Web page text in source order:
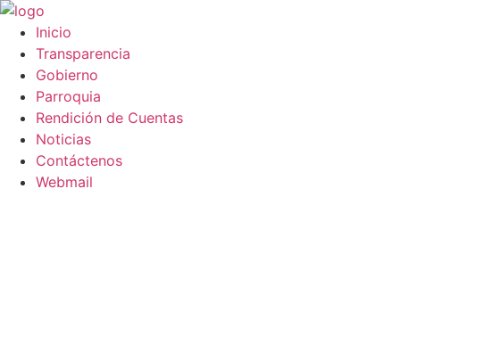
Saltar
contenido
Inicio
Transparencia
Gobierno
Parroquia
Rendición de Cuentas
Noticias
Contáctenos
Webmail